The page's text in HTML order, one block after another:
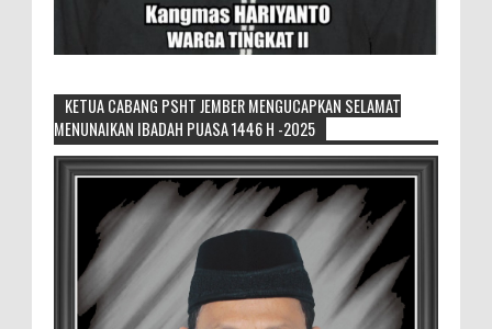
Sikapi Overproduksi Panen Selada, Petani
Muda Hidroponik Ikuti Pelatihan
Manajemen Budidaya dan Tata Kelola
Pasar
Setelah Pelatihan Diwilayah Ambulu Foto Bersama
MEMOPOS.co.id, Jember - Trend pertanian urban saat ini
menjadi pilihan generasi muda untuk ...
KETUA CABANG PSHT JEMBER MENGUCAPKAN SELAMAT
MENUNAIKAN IBADAH PUASA 1446 H -2025